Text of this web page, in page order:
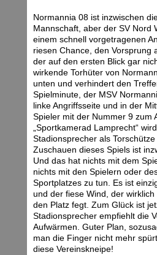
Normannia 08 ist inzwischen
Mannschaft, aber der SV Nord
einem schnell vorgetragenen
riesen Chance, den Vorsprung
der auf den ersten Blick gar
wirkende Torhüter von
unten und verhindert den
Spielminute, der MSV
linke Angriffsseite und in der
Spieler mit der Nummer 9 zum
„Sportkamerad Lamprecht“
Stadionsprecher als
Zuschauen dieses Spiels ist
Und das hat nichts mit dem
nichts mit den Spielern oder
Sportplatzes zu tun. Es ist
und der fiese Wind, der
den Platz fegt. Zum Glück ist
Stadionsprecher empfiehlt die
Aufwärmen. Guter Plan,
man die Finger nicht mehr
diese Vereinskneipe!